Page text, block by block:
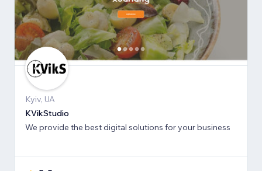
Kyiv, UA
KVikStudio
We provide the best digital solutions for your business